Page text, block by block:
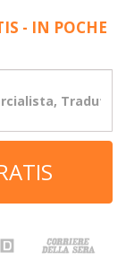
- IN POCHE